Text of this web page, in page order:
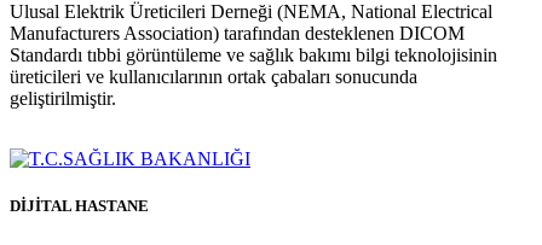
Ulusal Elektrik Üreticileri Derneği (NEMA, National Electrical
Manufacturers Association) tarafından desteklenen DICOM
Standardı tıbbi görüntüleme ve sağlık bakımı bilgi teknolojisinin
üreticileri ve kullanıcılarının ortak çabaları sonucunda
geliştirilmiştir.
DİJİTAL HASTANE